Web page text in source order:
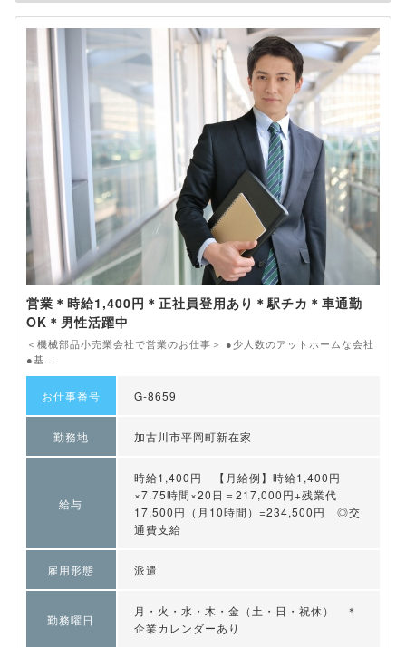
営業＊時給1,400円＊正社員登用あり＊駅チカ＊車通勤
OK＊男性活躍中
＜機械部品小売業会社で営業のお仕事＞ ●少人数のアットホームな会社
●基...
お仕事番号 G-8659
勤務地 加古川市平岡町新在家
給与
時給1,400円 【月給例】時給1,400円
×7.75時間×20日＝217,000円+残業代
17,500円（月10時間）=234,500円 ◎交
通費支給
雇用形態 派遣
勤務曜日
月・火・水・木・金（土・日・祝休） ＊
企業カレンダーあり